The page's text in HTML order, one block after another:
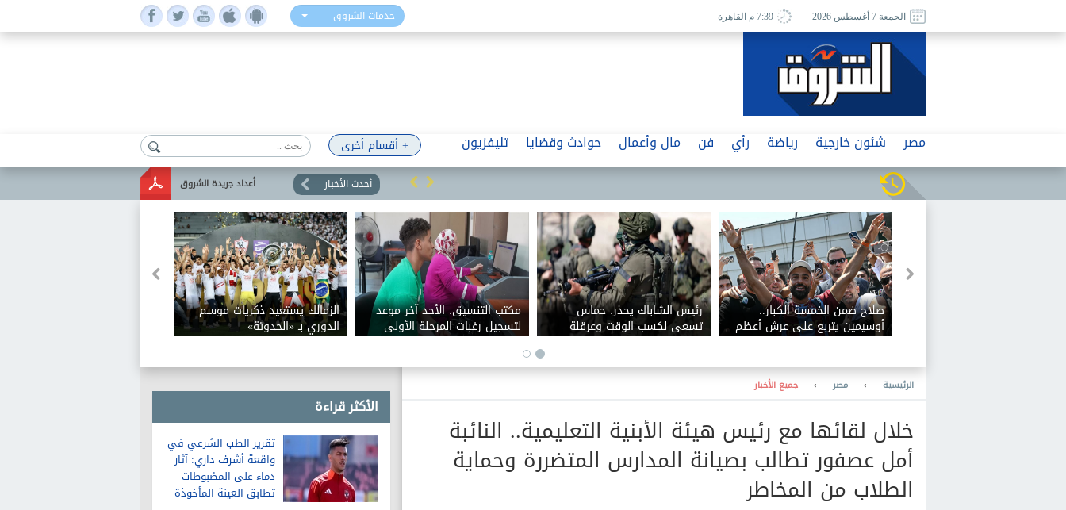
خدمات الشروق الجمعة 7 أغسطس 2026 7:39 م القاهرة
+ أقسام أخرى مصر شئون خارجية رياضة رأي فن مال وأعمال حوادث وقضايا تليفزيون
أعداد جريدة الشروق أحدث الأخبار
صلاح ضمن الخمسة الكبار..
أوسيمين يتربع على عرش أعظم
صفقات الدوري التركي
رئيس الشاباك يحذر: حماس
تسعى لكسب الوقت وعرقلة
التحركات الإسرائيلية
مكتب التنسيق: الأحد آخر موعد
لتسجيل رغبات المرحلة الأولى
إلكترونيا.. ولا مد لفترة التسجيل
الزمالك يستعيد ذكريات موسم
الدوري بـ «الحدوتة»
الأكثر قراءة
تقرير الطب الشرعي في
واقعة أشرف داري: آثار
دماء على المضبوطات
تطابق العينة المأخوذة
الرئيسية › مصر › جميع الأخبار
خلال لقائها مع رئيس هيئة الأبنية التعليمية.. النائبة
أمل عصفور تطالب بصيانة المدارس المتضررة وحماية
الطلاب من المخاطر